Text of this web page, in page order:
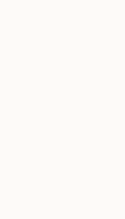
et le groupe
de rancir
directement le
désagréables.
ces résidus et
à l’intérieur
les
à marc ou le
fréquemment à
agressifs